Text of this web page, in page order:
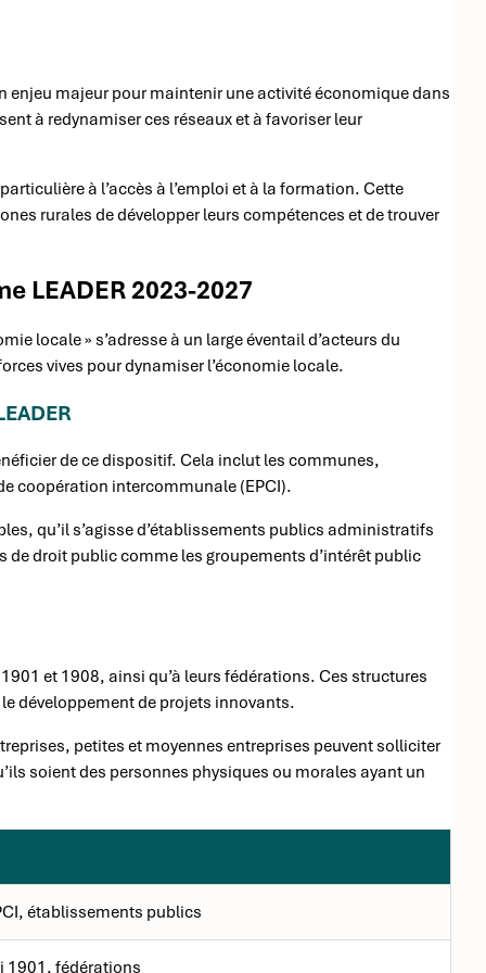
majeur pour maintenir une activité économique dans
à redynamiser ces réseaux et à favoriser leur
à l’accès à l’emploi et à la formation. Cette
rurales de développer leurs compétences et de trouver
LEADER 2023-2027
locale » s’adresse à un large éventail d’acteurs du
vives pour dynamiser l’économie locale.
de ce dispositif. Cela inclut les communes,
coopération intercommunale (EPCI).
qu’il s’agisse d’établissements publics administratifs
droit public comme les groupements d’intérêt public
et 1908, ainsi qu’à leurs fédérations. Ces structures
développement de projets innovants.
petites et moyennes entreprises peuvent solliciter
soient des personnes physiques ou morales ayant un
établissements publics
1901, fédérations